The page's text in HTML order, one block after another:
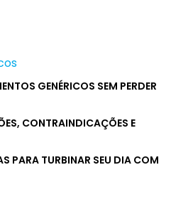
GENÉRICOS SEM PERDER
CONTRAINDICAÇÕES E
PARA TURBINAR SEU DIA COM